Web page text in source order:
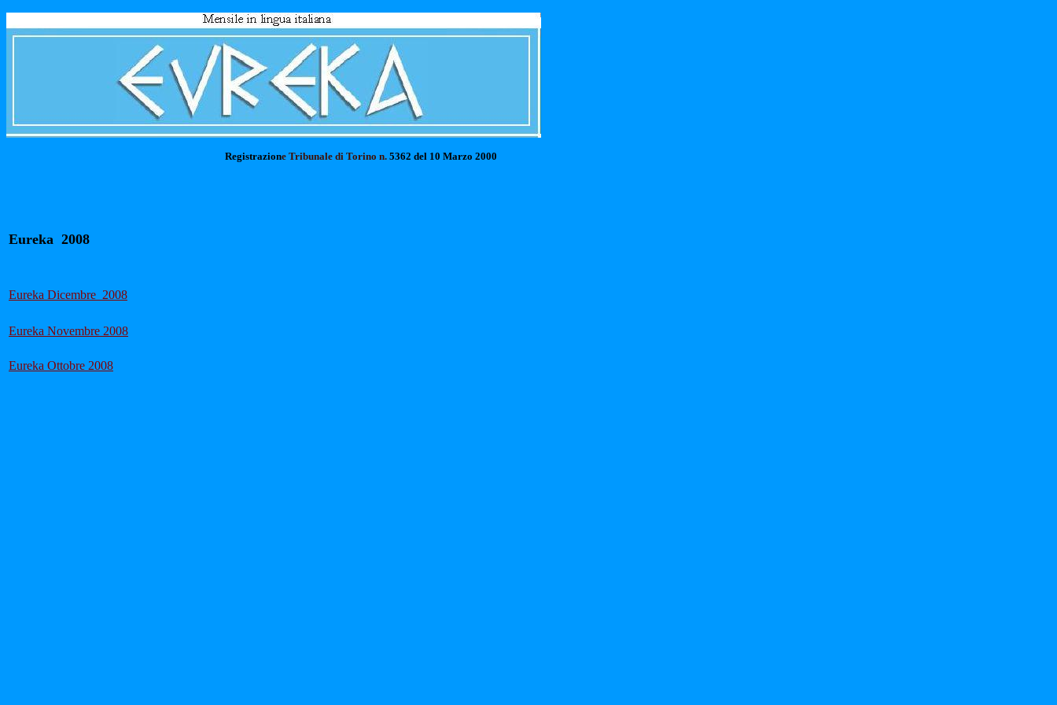
Registrazione Tribunale di Torino n. 5362 del 10 Marzo 2000
Eureka 2008
Eureka Dicembre 2008
Eureka Novembre 2008
Eureka Ottobre 2008